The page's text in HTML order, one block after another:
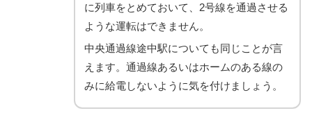
に列車をとめておいて、2号線を通過させる
ような運転はできません。
中央通過線途中駅についても同じことが言
えます。通過線あるいはホームのある線の
みに給電しないように気を付けましょう。